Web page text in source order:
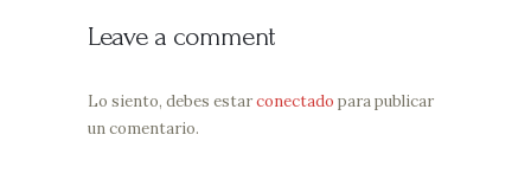
Leave a comment
Lo siento, debes estarconectado para publicar
un comentario.